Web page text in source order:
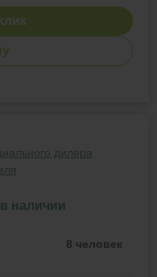
в наличии
8 человек